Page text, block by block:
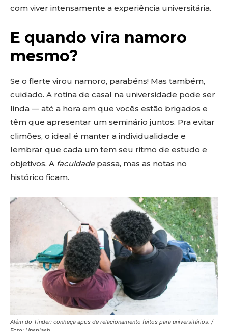
com viver intensamente a experiência universitária.
E quando vira namoro
mesmo?
Se o flerte virou namoro, parabéns! Mas também,
cuidado. A rotina de casal na universidade pode ser
linda — até a hora em que vocês estão brigados e
têm que apresentar um seminário juntos. Pra evitar
climões, o ideal é manter a individualidade e
lembrar que cada um tem seu ritmo de estudo e
objetivos. A faculdadepassa, mas as notas no
histórico ficam.
Além do Tinder: conheça apps de relacionamento feitos para universitários. /